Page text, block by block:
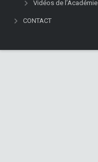
Vidéos de l’Académie
CONTACT